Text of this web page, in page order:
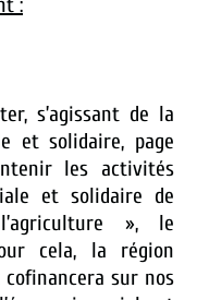
s’agissant de la
et solidaire, page
les activités
et solidaire de
», le
cela, la région
sur nos